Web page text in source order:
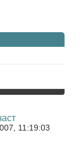
11:19:03